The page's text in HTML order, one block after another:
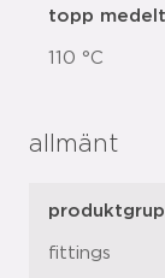
topp
110 °C
allmänt
fittings